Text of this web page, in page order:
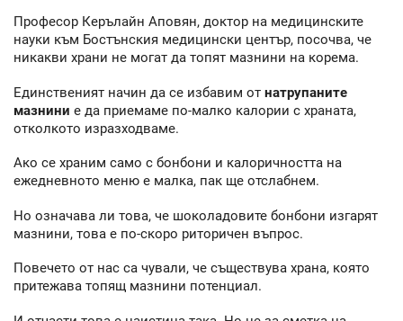
Професор Керълайн Аповян, доктор на медицинските
науки към Бостънския медицински център, посочва, че
никакви храни не могат да топят мазнини на корема.
Единственият начин да се избавим от натрупаните
мазнини е да приемаме по-малко калории с храната,
отколкото изразходваме.
Ако се храним само с бонбони и калоричността на
ежедневното меню е малка, пак ще отслабнем.
Но означава ли това, че шоколадовите бонбони изгарят
мазнини, това е по-скоро риторичен въпрос.
Повечето от нас са чували, че съществува храна, която
притежава топящ мазнини потенциал.